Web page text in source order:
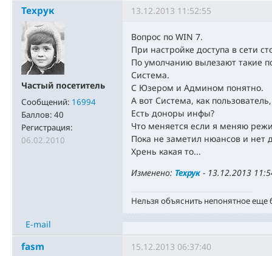
Техрук
Частый посетитель
Сообщений: 16994
Баллов: 40
Регистрация:
06.02.2010
13.12.2013 11:52:55
Вопрос по WIN 7.
При настройке доступа в сети
По умолчанию вылезают такие
Система.
С Юзером и Админом понятно.
А вот Система, как
Есть доноры инфы?
Что меняется если я меняю
Пока не заметил нюансов и нет
Хрень какая то...
Изменено: Техрук- 13.12.2013
Нельзя объяснить непонятное
E-mail
fasm 15.12.2013 06:37:40